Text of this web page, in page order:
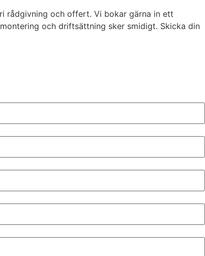
rådgivning och offert. Vi bokar gärna in ett
och driftsättning sker smidigt. Skicka din